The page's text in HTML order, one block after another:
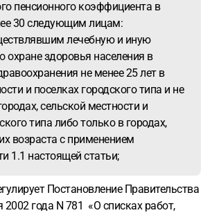
пенсионного коэффициента в
30 следующим лицам:
лечебную и иную
охране здоровья населения в
не менее 25 лет в
и поселках городского типа и не
сельской местности и
типа либо только в городах,
возраста с применением
1.1 настоящей статьи;
Постановление Правительства
года N 781 «О списках работ,